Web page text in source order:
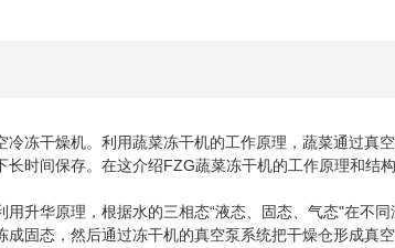
干燥机。利用蔬菜冻干机的工作原理，蔬菜通过真
时间保存。在这介绍FZG蔬菜冻干机的工作原理和结构
华原理，根据水的三相态“液态、固态、气态"在不
成固态，然后通过冻干机的真空泵系统把干燥仓形成真